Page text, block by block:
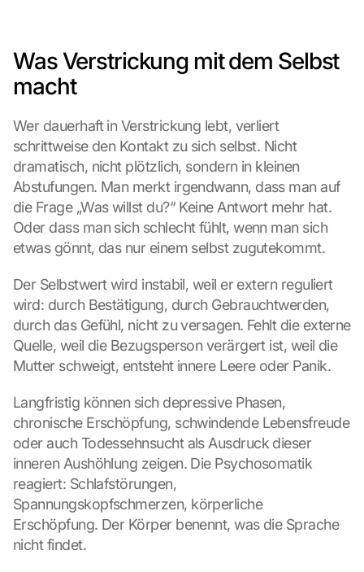
Was Verstrickung mit dem Selbst
macht
Wer dauerhaft in Verstrickung lebt, verliert
schrittweise den Kontakt zu sich selbst. Nicht
dramatisch, nicht plötzlich, sondern in kleinen
Abstufungen. Man merkt irgendwann, dass man auf
die Frage „Was willst du?“ Keine Antwort mehr hat.
Oder dass man sich schlecht fühlt, wenn man sich
etwas gönnt, das nur einem selbst zugutekommt.
Der Selbstwert wird instabil, weil er extern reguliert
wird: durch Bestätigung, durch Gebrauchtwerden,
durch das Gefühl, nicht zu versagen. Fehlt die externe
Quelle, weil die Bezugsperson verärgert ist, weil die
Mutter schweigt, entsteht innere Leere oder Panik.
Langfristig können sich depressive Phasen,
chronische Erschöpfung, schwindende Lebensfreude
oder auch Todessehnsucht als Ausdruck dieser
inneren Aushöhlung zeigen. Die Psychosomatik
reagiert: Schlafstörungen,
Spannungskopfschmerzen, körperliche
Erschöpfung. Der Körper benennt, was die Sprache
nicht findet.
G
o
g
l
e
a
p
-
K
a
r
t
l